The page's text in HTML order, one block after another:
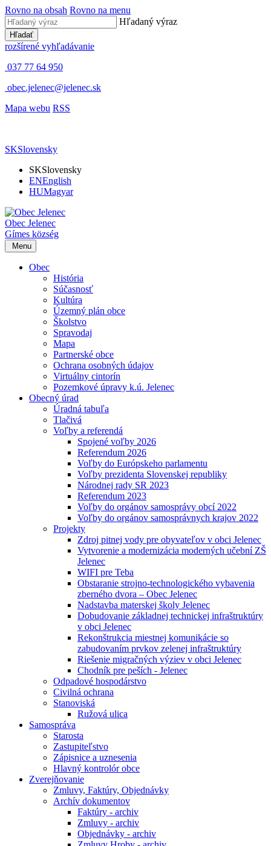
Rovno na obsah Rovno na menu
Hľadaný výraz
Hľadať
rozšírené vyhľadávanie
037 77 64 950
obec.jelenec@jelenec.sk
Mapa webu RSS
SKSlovensky
SKSlovensky
ENEnglish
HUMagyar
Obec Jelenec
Gímes község
Menu
Obec
História
Súčasnosť
Kultúra
Územný plán obce
Školstvo
Spravodaj
Mapa
Partnerské obce
Ochrana osobných údajov
Virtuálny cintorín
Pozemkové úpravy k.ú. Jelenec
Obecný úrad
Úradná tabuľa
Tlačivá
Voľby a referendá
Spojené voľby 2026
Referendum 2026
Voľby do Európskeho parlamentu
Voľby prezidenta Slovenskej republiky
Národnej rady SR 2023
Referendum 2023
Voľby do orgánov samosprávy obcí 2022
Voľby do orgánov samosprávnych krajov 2022
Projekty
Zdroj pitnej vody pre obyvateľov v obci Jelenec
Vytvorenie a modernizácia moderných učební ZŠ
Jelenec
WIFI pre Teba
Obstaranie strojno-technologického vybavenia
zberného dvora – Obec Jelenec
Nadstavba materskej školy Jelenec
Dobudovanie základnej technickej infraštruktúry
v obci Jelenec
Rekonštrukcia miestnej komunikácie so
zabudovaním prvkov zelenej infraštruktúry
Riešenie migračných výziev v obci Jelenec
Chodník pre peších - Jelenec
Odpadové hospodárstvo
Civilná ochrana
Stanoviská
Ružová ulica
Samospráva
Starosta
Zastupiteľstvo
Zápisnice a uznesenia
Hlavný kontrolór obce
Zverejňovanie
Zmluvy, Faktúry, Objednávky
Archív dokumentov
Faktúry - archiv
Zmluvy - archiv
Objednávky - archiv